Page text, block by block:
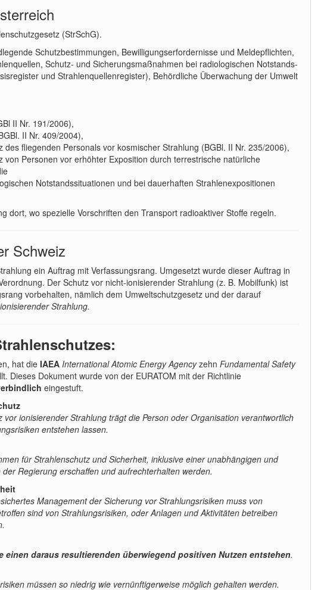
(StrSchG).
Schutzbestimmungen, Bewilligungserfordernisse und Meldepflichten,
Schutz- und Sicherungsmaßnahmen bei radiologischen Notstands-
und Strahlenquellenregister), Behördliche Überwachung der Umwelt
II Nr. 191/2006),
II Nr. 409/2004),
fliegenden Personals vor kosmischer Strahlung (BGBl. II Nr. 235/2006),
Personen vor erhöhter Exposition durch terrestrische natürliche
Notstandssituationen und bei dauerhaften Strahlenexpositionen
dort, wo spezielle Vorschriften den Transport radioaktiver Stoffe regeln.
Schweiz
ein Auftrag mit Verfassungsrang. Umgesetzt wurde dieser Auftrag in
Der Schutz vor nicht-ionisierender Strahlung (z. B. Mobilfunk) ist
vorbehalten, nämlich dem Umweltschutzgesetz und der darauf
Strahlung.
hat die IAEA International Atomic Energy Agencyzehn Fundamental Safety
Dieses Dokument wurde von der EURATOM mit der Richtlinie
eingestuft.
ionisierender Strahlung trägt die Person oder Organisation verantwortlich
entstehen lassen.
für Strahlenschutz und Sicherheit, inklusive einer unabhängigen und
Regierung erschaffen und aufrechterhalten werden.
Management der Sicherung vor Strahlungsrisiken muss von
sind von Strahlungsrisiken, oder Anlagen und Aktivitäten betreiben
einen daraus resultierenden überwiegend positiven Nutzen entstehen.
müssen so niedrig wie vernünftigerweise möglich gehalten werden.